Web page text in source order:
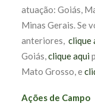
atuação: Goiás,
Minas Gerais. Se
anteriores, clique
Goiás,clique aqui
Mato Grosso, e
Ações de Campo